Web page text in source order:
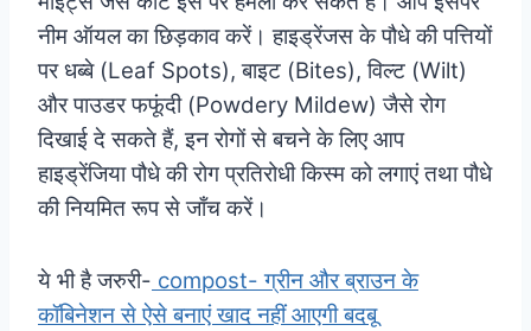
नीम ऑयल का छिड़काव करें। हाइड्रेंजस के पौधे की पत्तियों
पर धब्बे (Leaf Spots), बाइट (Bites), विल्ट (Wilt)
और पाउडर फफूंदी (Powdery Mildew) जैसे रोग
दिखाई दे सकते हैं, इन रोगों से बचने के लिए आप
हाइड्रेंजिया पौधे की रोग प्रतिरोधी किस्म को लगाएं तथा पौधे
की नियमित रूप से जाँच करें।
ये भी है जरुरी- compost- ग्रीन और ब्राउन के
कॉबिनेशन से ऐसे बनाएं खाद नहीं आएगी बदबू